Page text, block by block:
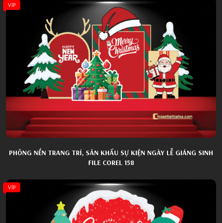
VIP
PHÔNG NỀN TRANG TRÍ, SÂN KHẤU SỰ KIỆN NGÀY LỄ GIÁNG SINH
FILE COREL 158
VIP